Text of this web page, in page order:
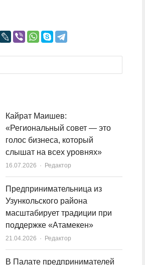
Кайрат Маишев:
«Региональный совет — это
голос бизнеса, который
слышат на всех уровнях»
16.07.2026 Author
Редактор
Предпринимательница из
Узункольского района
масштабирует традиции при
поддержке «Атамекен»
21.04.2026 Author
Редактор
В Палате предпринимателей